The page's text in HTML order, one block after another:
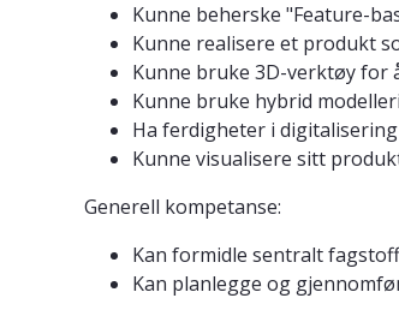
Kunne beherske "Feature-
Kunne realisere et produkt
Kunne bruke 3D-verktøy for
Kunne bruke hybrid
Ha ferdigheter i
Kunne visualisere sitt
Generell kompetanse:
Kan formidle sentralt
Kan planlegge og